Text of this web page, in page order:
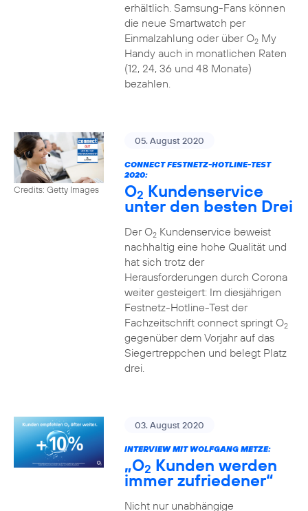
erhältlich. Samsung-Fans können
die neue Smartwatch per
Einmalzahlung oder über O2My
Handy auch in monatlichen Raten
(12, 24, 36 und 48 Monate)
bezahlen.
Credits: Getty Images
05. August 2020
CONNECT FESTNETZ-HOTLINE-TEST
2020:
O2 Kundenservice
unter den besten Drei
Der O2Kundenservice beweist
nachhaltig eine hohe Qualität und
hat sich trotz der
Herausforderungen durch Corona
weiter gesteigert: Im diesjährigen
Festnetz-Hotline-Test der
Fachzeitschrift connect springt O2
gegenüber dem Vorjahr auf das
Siegertreppchen und belegt Platz
drei.
03. August 2020
INTERVIEW MIT WOLFGANG METZE:
„O2 Kunden werden
immer zufriedener“
Nicht nur unabhängige